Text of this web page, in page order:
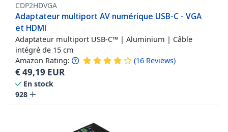
CDP2HDVGA
Adaptateur multiport AV numérique USB-C - VGA
et HDMI
Adaptateur multiport USB-C™ | Aluminium | Câble
intégré de 15 cm
Amazon Rating: (16 Reviews)
€49,19 EUR
En stock
928